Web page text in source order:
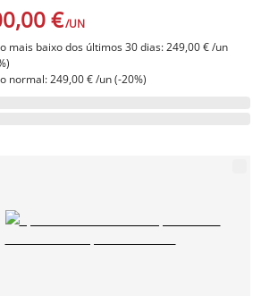
€/UN
mais baixo dos últimos 30 dias: 249,00 € /un
normal: 249,00 € /un (-20%)